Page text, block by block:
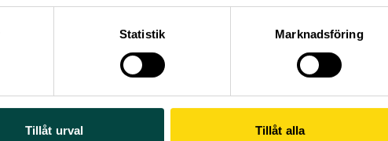
Statistik Marknadsföring
Tillåt urval Tillåt alla